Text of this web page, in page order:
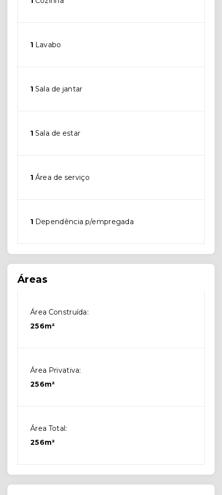
1 Lavabo
1 Sala de jantar
1 Sala de estar
1 Área de serviço
1 Dependência p/empregada
Áreas
Área Construída:
256m²
Área Privativa:
256m²
Área Total:
256m²